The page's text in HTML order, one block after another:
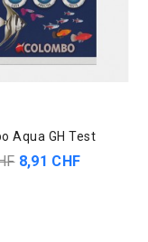
Aqua GH Test
8,91 CHF